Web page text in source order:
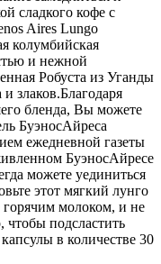
сладкого кофе с
Aires Lungo
колумбийская
и нежной
Робуста из Уганды
злаков.Благодаря
бленда, Вы можете
БуэносАйреса
ежедневной газеты
БуэносАйресе
можете уединиться
этот мягкий лунго
горячим молоком, и не
чтобы подсластить
в количестве 30